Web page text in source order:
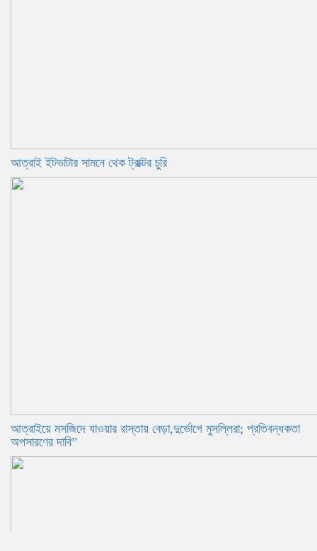
আত্রাই ইটভাটার সামনে থেক ট্রাক্টর চুরি
আত্রাইয়ে মসজিদে যাওয়ার রাস্তায় বেড়া,দুর্ভোগে মুসল্লিরা; প্রতিবন্ধকতা
অপসারণের দাবি”